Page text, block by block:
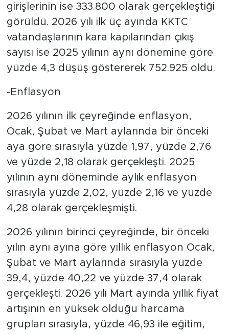
girişlerinin ise 333.800 olarak gerçekleştiği
görüldü. 2026 yılı ilk üç ayında KKTC
vatandaşlarının kara kapılarından çıkış
sayısı ise 2025 yılının aynı dönemine göre
yüzde 4,3 düşüş göstererek 752.925 oldu.
-Enflasyon
2026 yılının ilk çeyreğinde enflasyon,
Ocak, Şubat ve Mart aylarında bir önceki
aya göre sırasıyla yüzde 1,97, yüzde 2,76
ve yüzde 2,18 olarak gerçekleşti. 2025
yılının aynı döneminde aylık enflasyon
sırasıyla yüzde 2,02, yüzde 2,16 ve yüzde
4,28 olarak gerçekleşmişti.
2026 yılının birinci çeyreğinde, bir önceki
yılın aynı ayına göre yıllık enflasyon Ocak,
Şubat ve Mart aylarında sırasıyla yüzde
39,4, yüzde 40,22 ve yüzde 37,4 olarak
gerçekleşti. 2026 yılı Mart ayında yıllık fiyat
artışının en yüksek olduğu harcama
grupları sırasıyla, yüzde 46,93 ile eğitim,